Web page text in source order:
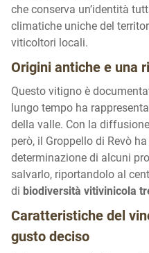
che conserva un’identità
climatiche uniche del
viticoltori locali.
Origini antiche e una
Questo vitigno è
lungo tempo ha
della valle. Con la
però, il Groppello di Revò
determinazione di alcuni
salvarlo, riportandolo al
di biodiversità vitivinicola
Caratteristiche del
gusto deciso